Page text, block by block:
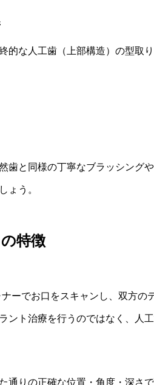
的な人工歯（上部構造）の型取
歯と同様の丁寧なブラッシング
ょう。
特徴
ーでお口をスキャンし、双方
ント治療を行うのではなく、
通りの正確な位置・角度・深さ